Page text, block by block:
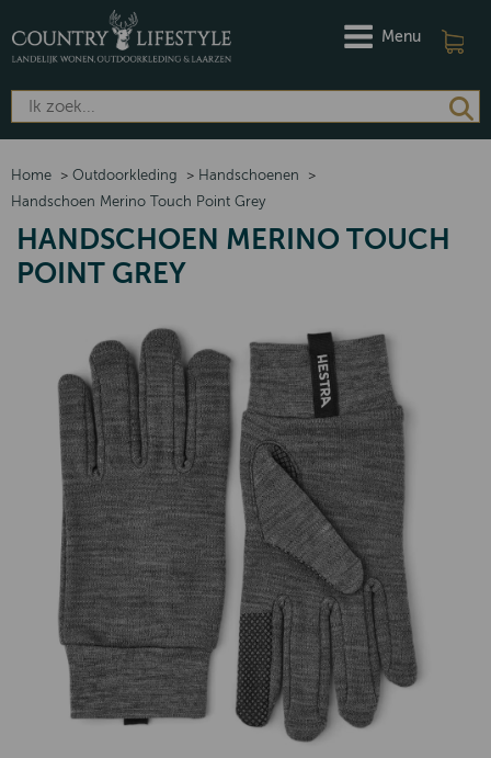
Menu
Home > Outdoorkleding > Handschoenen
>
Handschoen Merino Touch Point Grey
HANDSCHOEN MERINO TOUCH
POINT GREY